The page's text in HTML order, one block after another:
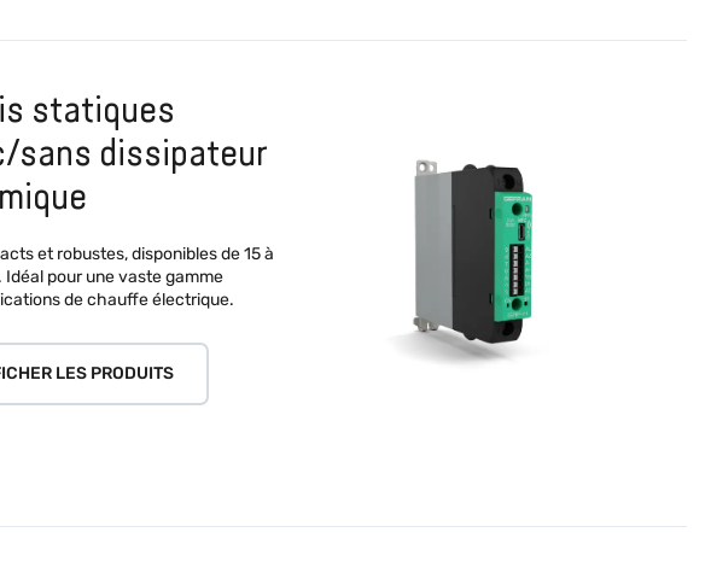
statiques
sans dissipateur
et robustes, disponibles de 15 à
Idéal pour une vaste gamme
de chauffe électrique.
LES PRODUITS